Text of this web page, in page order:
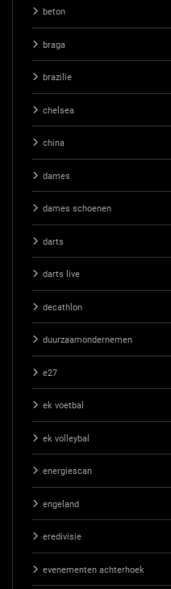
beton
braga
brazilie
chelsea
china
dames
dames schoenen
darts
darts live
decathlon
duurzaamondernemen
e27
ek voetbal
ek volleybal
energiescan
engeland
eredivisie
evenementen achterhoek